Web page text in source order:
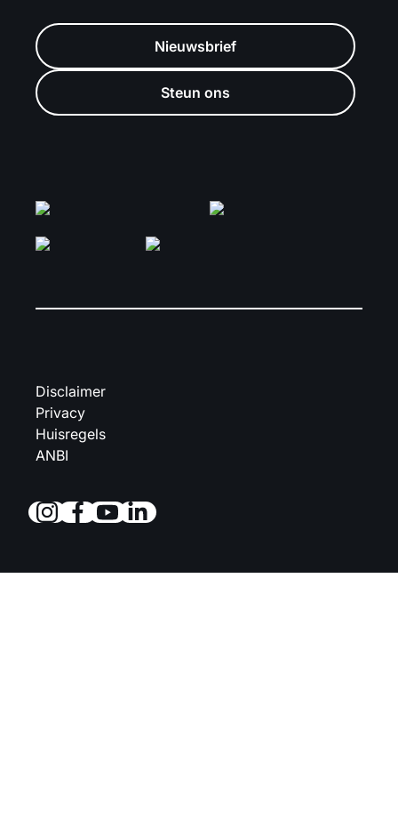
Nieuwsbrief
Steun ons
Disclaimer
Privacy
Huisregels
ANBI